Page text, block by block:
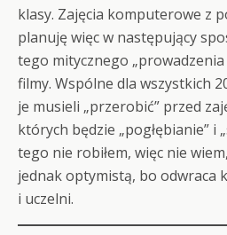
klasy. Zajęcia komputerowe z
planuję więc w następujący
tego mitycznego
filmy. Wspólne dla wszystkich
je musieli „przerobić” przed
których będzie „pogłębianie” i
tego nie robiłem, więc nie
jednak optymistą, bo odwraca
i uczelni.